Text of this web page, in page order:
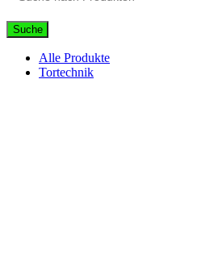
Suche
Alle Produkte
Tortechnik